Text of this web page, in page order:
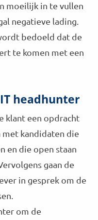
moeilijk in te vullen
negatieve lading.
bedoeld dat de
te komen met een
headhunter
klant een opdracht
met kandidaten die
en die open staan
gaan de
in gesprek om de
om de